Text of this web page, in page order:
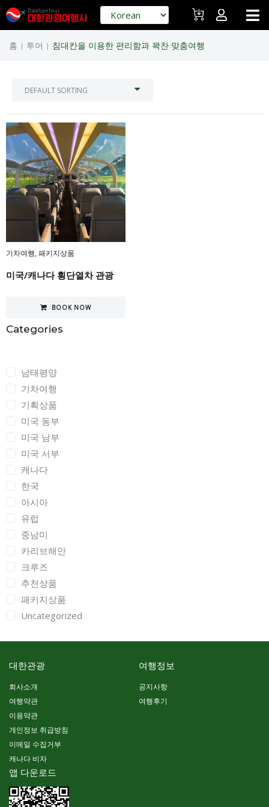
홈 | 투어 | 침대칸을 이용한 편리함과 꽉찬 맞춤여행
Categories
남태평양
기차여행
기획상품
미국 동부
미국 남부
미국 서부
캐나다
한국
아시아
유럽
중남미
카리브해안
크루즈
추천상품
패키지상품
Uncategorized
기차여행,패키지상품
미국/캐나다 횡단열차 관광
BOOK NOW
대한관광
회사소개
여행약관
이용약관
개인정보 취급방침
이메일 수집거부
캐나다 비자
여행정보
공지사항
여행후기
앱 다운로드